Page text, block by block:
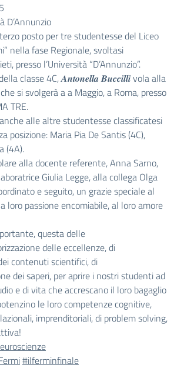
D’Annunzio
posto per tre studentesse del Liceo
nella fase Regionale, svoltasi
presso l’Università “D’Annunzio”.
classe 4C, 𝑨𝒏𝒕𝒐𝒏𝒆𝒍𝒍𝒂 𝑩𝒖𝒄𝒄𝒊𝒍𝒍𝒊 vola alla
si svolgerà a a Maggio, a Roma, presso
TRE.
alle altre studentesse classificatesi
posizione: Maria Pia De Santis (4C),
(4A).
alla docente referente, Anna Sarno,
Giulia Legge, alla collega Olga
e seguito, un grazie speciale al
loro passione encomiabile, al loro amore
questa delle
delle eccellenze, di
contenuti scientifici, di
dei saperi, per aprire i nostri studenti ad
e di vita che accrescano il loro bagaglio
le loro competenze cognitive,
imprenditoriali, di problem solving,
#ilferminfinale